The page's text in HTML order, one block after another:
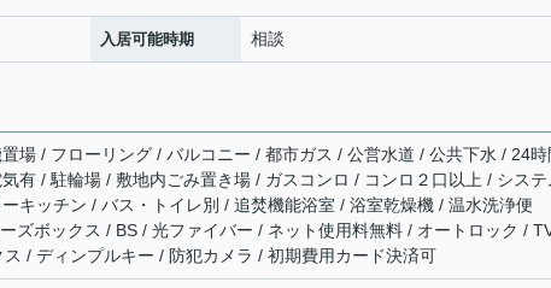
入居可能時期 相談
場 / フローリング / バルコニー / 都市ガス / 公営水道 / 公共下水 / 24時
有 / 駐輪場 / 敷地内ごみ置き場 / ガスコンロ / コンロ２口以上 / システ
キッチン / バス・トイレ別 / 追焚機能浴室 / 浴室乾燥機 / 温水洗浄便
ズボックス / BS / 光ファイバー / ネット使用料無料 / オートロック /
/ ディンプルキー / 防犯カメラ / 初期費用カード決済可